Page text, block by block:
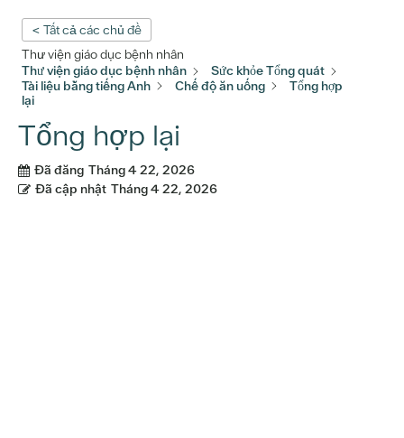
< Tất cả các chủ đề
Thư viện giáo dục bệnh nhân
Thư viện giáo dục bệnh nhân
Sức khỏe Tổng quát
Tài liệu bằng tiếng Anh
Chế độ ăn uống
Tổng hợp
lại
Tổng hợp lại
Đã đăng Tháng 4 22, 2026
Đã cập nhật Tháng 4 22, 2026